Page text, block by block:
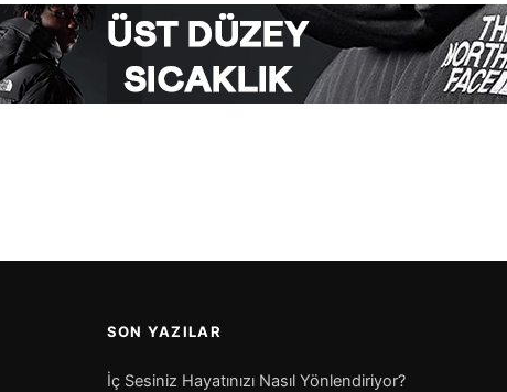
SON YAZILAR
İç Sesiniz Hayatınızı Nasıl Yönlendiriyor?